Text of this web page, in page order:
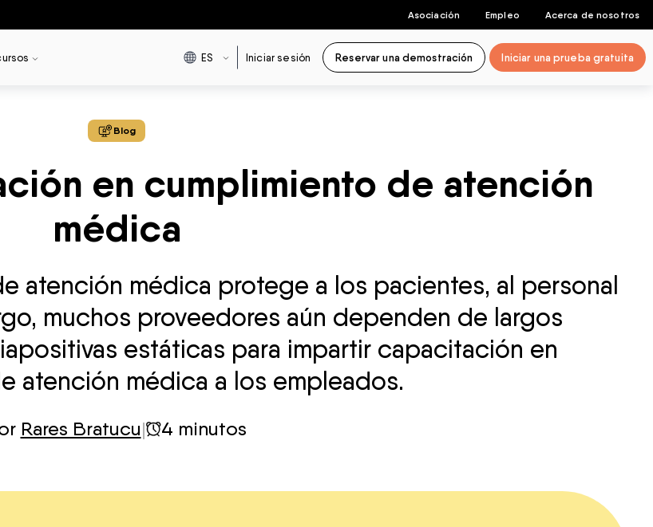
Asociación Empleo Acerca de nosotros
ES Iniciar sesión Reservar una demostración Iniciar una prueba gratuita
Blog
en cumplimiento de atención
médica
atención médica protege a los pacientes, al personal
muchos proveedores aún dependen de largos
estáticas para impartir capacitación en
atención médica a los empleados.
Rares Bratucu| 4 minutos